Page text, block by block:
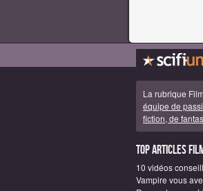
La rubrique
équipe de
fiction, de
Top articles
10 vidéos
Vampire vous